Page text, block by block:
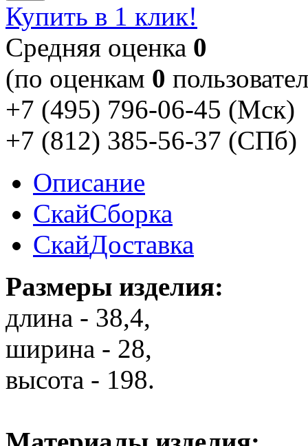
Купить в 1 клик!
Cредняя оценка 0
(по оценкам 0
+7 (495) 796-06-45 (Мск)
+7 (812) 385-56-37 (СПб)
Описание
СкайСборка
СкайДоставка
Размеры изделия:
длина - 38,4,
ширина - 28,
высота - 198.